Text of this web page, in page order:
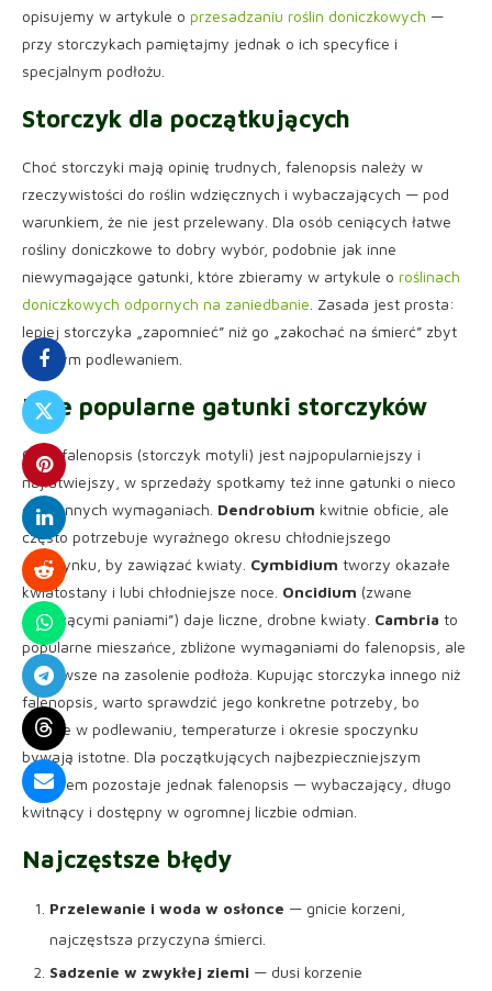
opisujemy w artykule o przesadzaniu roślin doniczkowych —
przy storczykach pamiętajmy jednak o ich specyfice i
specjalnym podłożu.
Storczyk dla początkujących
Choć storczyki mają opinię trudnych, falenopsis należy w
rzeczywistości do roślin wdzięcznych i wybaczających — pod
warunkiem, że nie jest przelewany. Dla osób ceniących łatwe
rośliny doniczkowe to dobry wybór, podobnie jak inne
niewymagające gatunki, które zbieramy w artykule o roślinach
doniczkowych odpornych na zaniedbanie . Zasada jest prosta:
lepiej storczyka „zapomnieć” niż go „zakochać na śmierć” zbyt
częstym podlewaniem.
Inne popularne gatunki storczyków
Choć falenopsis (storczyk motyli) jest najpopularniejszy i
najłatwiejszy, w sprzedaży spotkamy też inne gatunki o nieco
odmiennych wymaganiach. Dendrobium kwitnie obficie, ale
często potrzebuje wyraźnego okresu chłodniejszego
spoczynku, by zawiązać kwiaty. Cymbidium tworzy okazałe
kwiatostany i lubi chłodniejsze noce. Oncidium (zwane
„tańczącymi paniami”) daje liczne, drobne kwiaty. Cambria to
popularne mieszańce, zbliżone wymaganiami do falenopsis, ale
wrażliwsze na zasolenie podłoża. Kupując storczyka innego niż
falenopsis, warto sprawdzić jego konkretne potrzeby, bo
różnice w podlewaniu, temperaturze i okresie spoczynku
bywają istotne. Dla początkujących najbezpieczniejszym
wyborem pozostaje jednak falenopsis — wybaczający, długo
kwitnący i dostępny w ogromnej liczbie odmian.
Najczęstsze błędy
Przelewanie i woda w osłonce — gnicie korzeni,
najczęstsza przyczyna śmierci.
Sadzenie w zwykłej ziemi — dusi korzenie